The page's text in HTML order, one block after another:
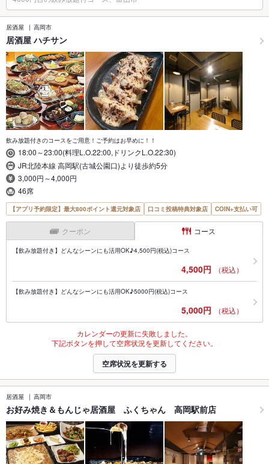
居酒屋 高岡市
居酒屋 ハチサン
飲み放題付きのコースをご用意！ご予約はお早めに！！
18:00～23:00(料理L.O.22:00,ドリンクL.O.22:30)
JR北陸本線 高岡駅(古城公園口)より徒歩約5分
3,000円～4,000円
46席
【アプリ予約限定】最大800ポイント還元対象店 口コミ投稿特典対象店 COIN+支払い可
クーポン コース
【飲み放題付き】どんなシーンにも活用OK♪4,500円(税込)コース
4,500円 （税込）
【飲み放題付き】どんなシーンにも活用OK♪5000円(税込)コース
5,000円 （税込）
カレンダーの更新に失敗しました。
下記ボタンを押して空席状況を更新してください。
空席状況を更新する
居酒屋 高岡市
お好み焼き＆もんじゃ居酒屋 ふくちゃん 高岡駅前店